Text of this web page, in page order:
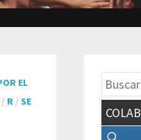
EL
/ R /SE